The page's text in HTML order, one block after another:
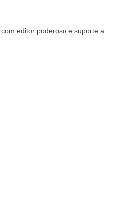
editor poderoso e suporte a